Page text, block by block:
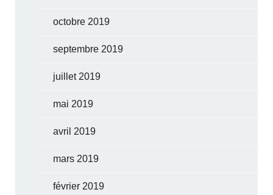
octobre 2019
septembre 2019
juillet 2019
mai 2019
avril 2019
mars 2019
février 2019